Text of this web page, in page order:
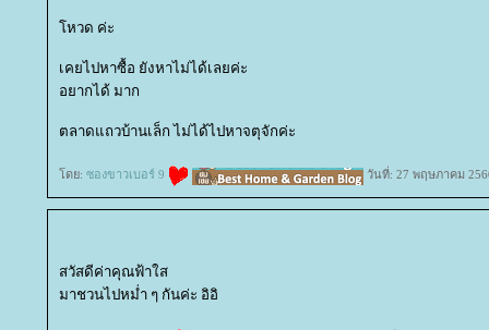
หวด ค่ะ
เคยไปหาซื้อ ยังหาไม่ได้เลยค่ะ
อยากได้ มาก
ตลาดแถวบ้านเล็ก ไม่ได้ไปหาจตุจักค่ะ
ดย: ซองขาวเบอร์ 9 วันที่: 27 พฤษภาคม
สวัสดีค่าคุณฟ้าใส
มาชวนไปหม่ำ ๆ กันค่ะ อิอิ